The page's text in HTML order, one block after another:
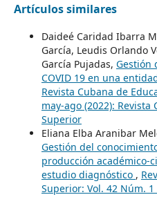
Artículos similares
Daideé Caridad Ibarra
García, Leudis Orlando
García Pujadas, Gestión
COVID 19 en una
Revista Cubana de
may-ago (2022): Revista
Superior
Eliana Elba Aranibar
Gestión del
producción académico-
estudio diagnóstico ,
Superior: Vol. 42 Núm.